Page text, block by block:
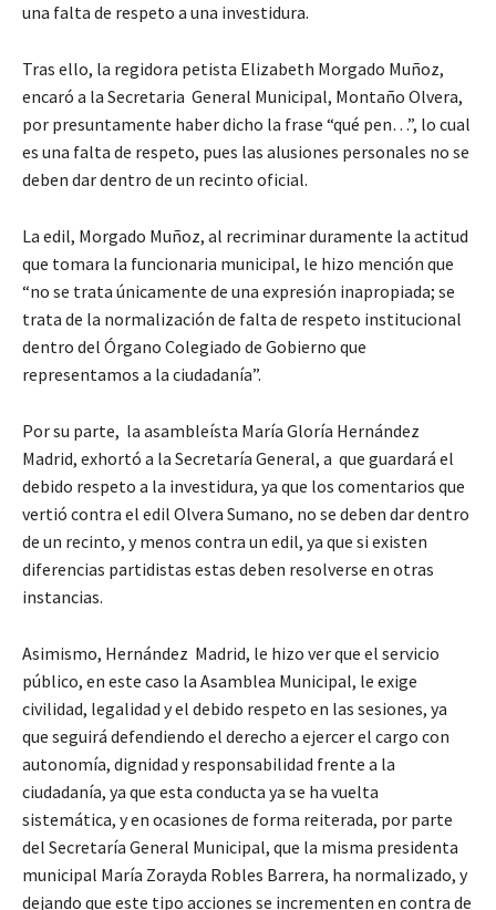
una falta de respeto a una investidura.
Tras ello, la regidora petista Elizabeth Morgado Muñoz,
encaró a la Secretaria General Municipal, Montaño Olvera,
por presuntamente haber dicho la frase “qué pen…”, lo cual
es una falta de respeto, pues las alusiones personales no se
deben dar dentro de un recinto oficial.
La edil, Morgado Muñoz, al recriminar duramente la actitud
que tomara la funcionaria municipal, le hizo mención que
“no se trata únicamente de una expresión inapropiada; se
trata de la normalización de falta de respeto institucional
dentro del Órgano Colegiado de Gobierno que
representamos a la ciudadanía”.
Por su parte, la asambleísta María Gloría Hernández
Madrid, exhortó a la Secretaría General, a que guardará el
debido respeto a la investidura, ya que los comentarios que
vertió contra el edil Olvera Sumano, no se deben dar dentro
de un recinto, y menos contra un edil, ya que si existen
diferencias partidistas estas deben resolverse en otras
instancias.
Asimismo, Hernández Madrid, le hizo ver que el servicio
público, en este caso la Asamblea Municipal, le exige
civilidad, legalidad y el debido respeto en las sesiones, ya
que seguirá defendiendo el derecho a ejercer el cargo con
autonomía, dignidad y responsabilidad frente a la
ciudadanía, ya que esta conducta ya se ha vuelta
sistemática, y en ocasiones de forma reiterada, por parte
del Secretaría General Municipal, que la misma presidenta
municipal María Zorayda Robles Barrera, ha normalizado, y
dejando que este tipo acciones se incrementen en contra de